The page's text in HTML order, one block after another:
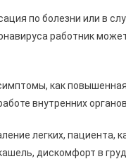
по болезни или в
работник
как
внутренних
легких, пациента,
дискомфорт в